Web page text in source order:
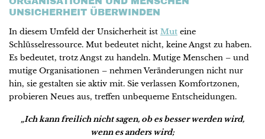
UNSICHERHEIT ÜBERWINDEN
In diesem Umfeld der Unsicherheit ist Mut eine
Schlüsselressource. Mut bedeutet nicht, keine Angst zu haben.
Es bedeutet, trotz Angst zu handeln. Mutige Menschen – und
mutige Organisationen – nehmen Veränderungen nicht nur
hin, sie gestalten sie aktiv mit. Sie verlassen Komfortzonen,
probieren Neues aus, treffen unbequeme Entscheidungen.
„Ich kann freilich nicht sagen, ob es besser werden wird,
wenn es anders wird;